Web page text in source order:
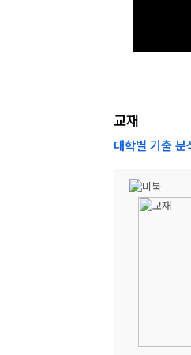
교재
대학별 기출 분